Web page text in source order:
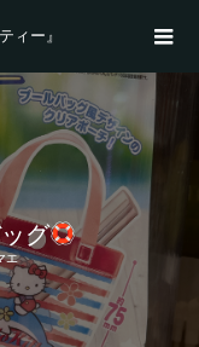
ィー』
グ
エ